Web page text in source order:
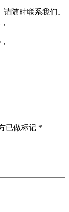
随时联系我们。
已做标记 *